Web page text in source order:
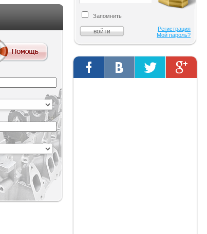
Запомнить
Регистрация
Мой пароль?